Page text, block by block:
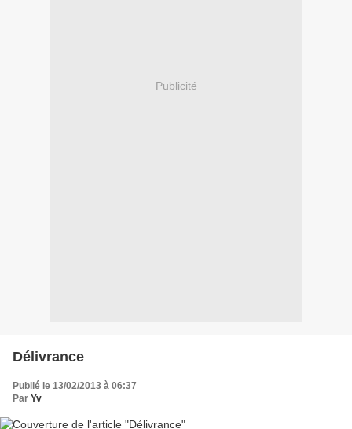
Publicité
Délivrance
Publié le 13/02/2013 à 06:37
Par Yv